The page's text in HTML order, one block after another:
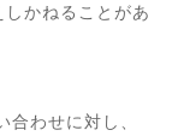
かねることがあ
わせに対し、